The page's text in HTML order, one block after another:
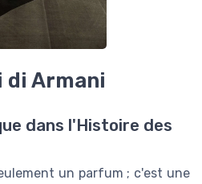
di Armani
dans l'Histoire des
un parfum ; c'est une